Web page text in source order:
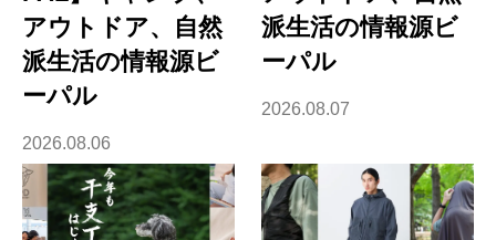
アウトドア、自然
派生活の情報源ビ
ーパル
2026.08.06
派生活の情報源ビ
ーパル
2026.08.07